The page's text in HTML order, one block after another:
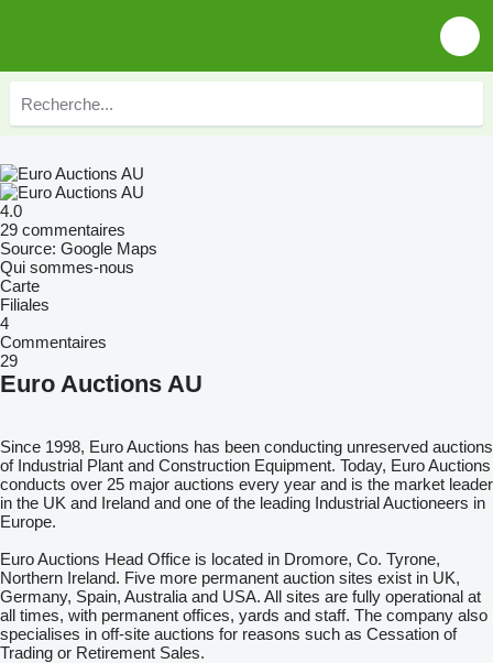
4.0
29 commentaires
Source: Google Maps
Qui sommes-nous
Carte
Filiales
4
Commentaires
29
Euro Auctions AU
Since 1998, Euro Auctions has been conducting unreserved auctions
of Industrial Plant and Construction Equipment. Today, Euro Auctions
conducts over 25 major auctions every year and is the market leader
in the UK and Ireland and one of the leading Industrial Auctioneers in
Europe.
Euro Auctions Head Office is located in Dromore, Co. Tyrone,
Northern Ireland. Five more permanent auction sites exist in UK,
Germany, Spain, Australia and USA. All sites are fully operational at
all times, with permanent offices, yards and staff. The company also
specialises in off-site auctions for reasons such as Cessation of
Trading or Retirement Sales.